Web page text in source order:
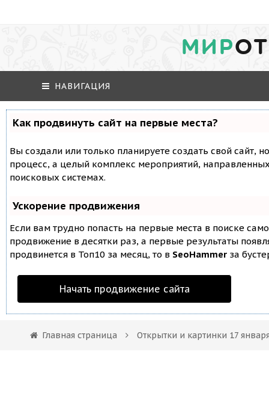
МИР
НАВИГАЦИЯ
Как продвинуть сайт на первые места?
Вы создали или только планируете создать свой сайт,
процесс, а целый комплекс мероприятий,
поисковых системах.
Ускорение продвижения
Если вам трудно попасть на первые места в поиске
продвижение в десятки раз, а первые результаты
продвинется в Топ10 за месяц, то в SeoHammer за
Начать продвижение сайта
Главная страница Открытки и картинки 17